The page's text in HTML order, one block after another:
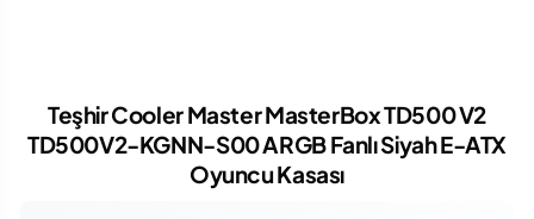
Teşhir Cooler Master MasterBox TD500 V2
TD500V2-KGNN-S00 ARGB Fanlı Siyah E-ATX
Oyuncu Kasası